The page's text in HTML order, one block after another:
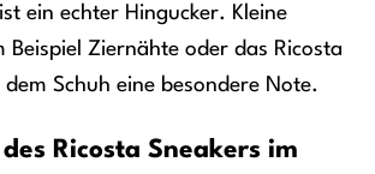
ein echter Hingucker. Kleine
Beispiel Ziernähte oder das Ricosta
Schuh eine besondere Note.
Ricosta Sneakers im